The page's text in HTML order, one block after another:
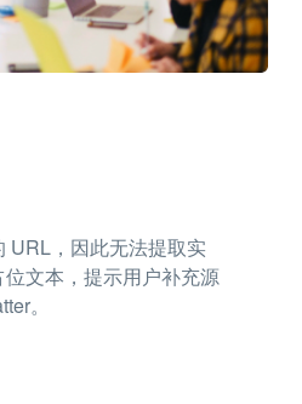
URL，因此无法提取实
文本，提示用户补充源
。